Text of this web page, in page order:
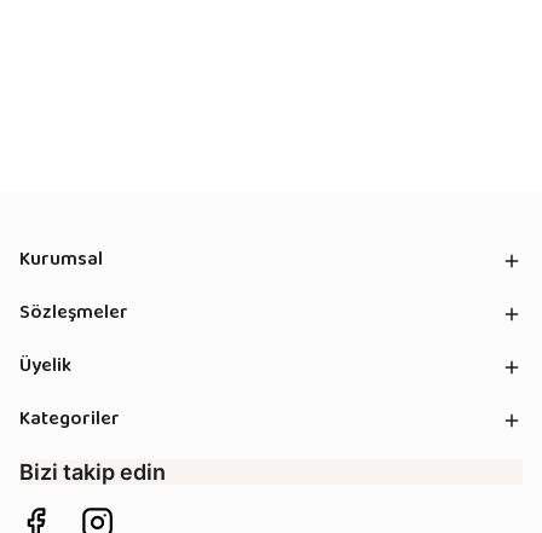
Kurumsal
Sözleşmeler
Üyelik
Kategoriler
Bizi takip edin